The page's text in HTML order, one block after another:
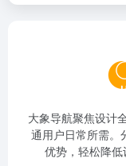
大象导航聚焦设计
通用户日常所需。
优势，轻松降低